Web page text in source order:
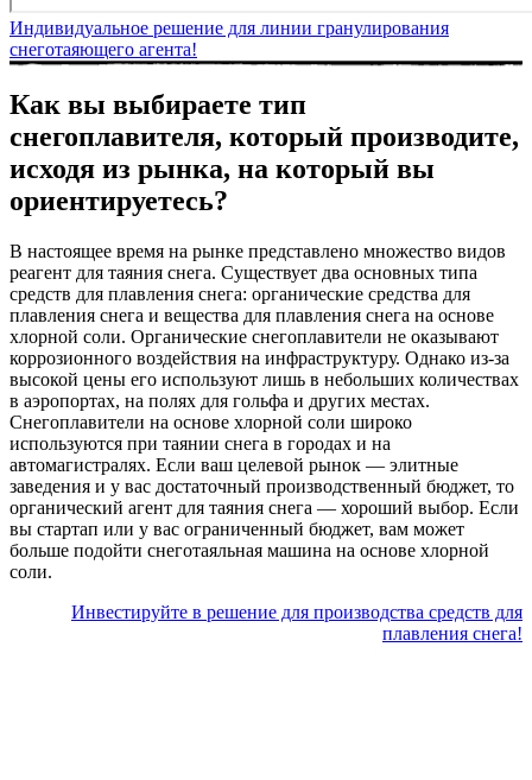
Индивидуальное решение для линии гранулирования
снеготаяющего агента!
Как вы выбираете тип
снегоплавителя, который производите,
исходя из рынка, на который вы
ориентируетесь?
В настоящее время на рынке представлено множество видов
реагент для таяния снега. Существует два основных типа
средств для плавления снега: органические средства для
плавления снега и вещества для плавления снега на основе
хлорной соли. Органические снегоплавители не оказывают
коррозионного воздействия на инфраструктуру. Однако из-за
высокой цены его используют лишь в небольших количествах
в аэропортах, на полях для гольфа и других местах.
Снегоплавители на основе хлорной соли широко
используются при таянии снега в городах и на
автомагистралях. Если ваш целевой рынок — элитные
заведения и у вас достаточный производственный бюджет, то
органический агент для таяния снега — хороший выбор. Если
вы стартап или у вас ограниченный бюджет, вам может
больше подойти снеготаяльная машина на основе хлорной
соли.
Инвестируйте в решение для производства средств для
плавления снега!